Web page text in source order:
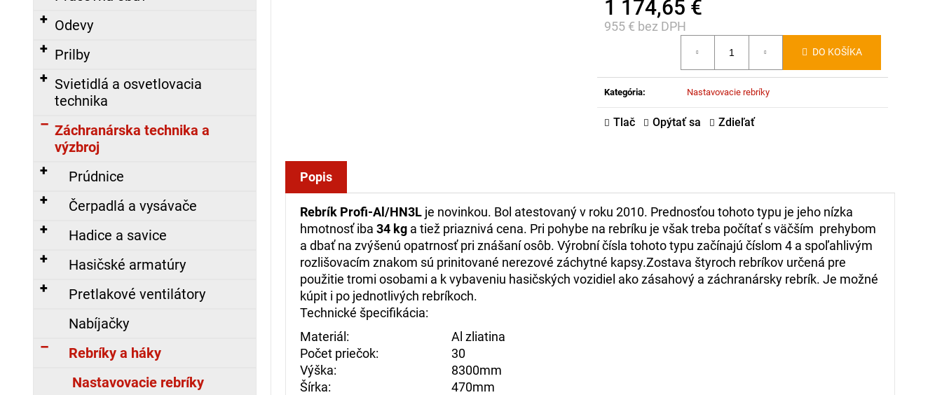
Odevy
Prilby
Svietidlá a osvetlovacia
technika
Záchranárska technika a
výzbroj
Prúdnice
Čerpadlá a vysávače
Hadice a savice
Hasičské armatúry
Pretlakové ventilátory
Nabíjačky
Rebríky a háky
Nastavovacie rebríky
1 174,65 €
955 € bez DPH
DO KOŠÍKA
Kategória: Nastavovacie rebríky
Tlač Opýtať sa Zdieľať
Popis
Rebrík Profi-Al/HN3L je novinkou. Bol atestovaný v roku 2010. Prednosťou tohoto typu je jeho nízka
hmotnosť iba34 kg a tiež priaznivá cena. Pri pohybe na rebríku je však treba počítať s väčším prehybom
a dbať na zvýšenú opatrnosť pri znášaní osôb. Výrobní čísla tohoto typu začínajú číslom 4 a spoľahlivým
rozlišovacím znakom sú prinitované nerezové záchytné kapsy.Zostava štyroch rebríkov určená pre
použitie tromi osobami a k vybaveniu hasičských vozidiel ako zásahový a záchranársky rebrík. Je možné
kúpit i po jednotlivých rebríkoch.
Technické špecifikácia:
Materiál:
Al zliatina
Počet priečok:
30
Výška:
8300mm
Šírka:
470mm